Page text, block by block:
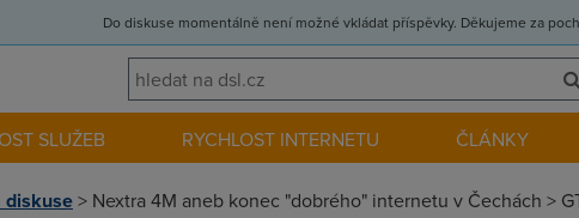
Do diskuse momentálně není možné vkládat příspěvky. Děkujeme za
SLUŽEB RYCHLOST INTERNETU ČLÁNKY
diskuse> Nextra 4M aneb konec "dobrého" internetu v Čechách >